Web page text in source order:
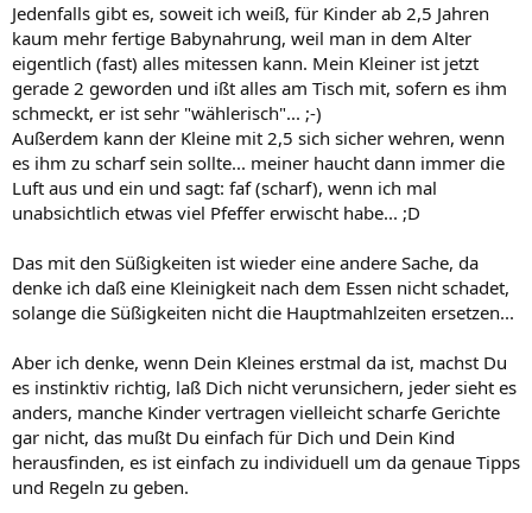
Jedenfalls gibt es, soweit ich weiß, für Kinder ab 2,5 Jahren
kaum mehr fertige Babynahrung, weil man in dem Alter
eigentlich (fast) alles mitessen kann. Mein Kleiner ist jetzt
gerade 2 geworden und ißt alles am Tisch mit, sofern es ihm
schmeckt, er ist sehr "wählerisch"... ;-)
Außerdem kann der Kleine mit 2,5 sich sicher wehren, wenn
es ihm zu scharf sein sollte... meiner haucht dann immer die
Luft aus und ein und sagt: faf (scharf), wenn ich mal
unabsichtlich etwas viel Pfeffer erwischt habe... ;D
Das mit den Süßigkeiten ist wieder eine andere Sache, da
denke ich daß eine Kleinigkeit nach dem Essen nicht schadet,
solange die Süßigkeiten nicht die Hauptmahlzeiten ersetzen...
Aber ich denke, wenn Dein Kleines erstmal da ist, machst Du
es instinktiv richtig, laß Dich nicht verunsichern, jeder sieht es
anders, manche Kinder vertragen vielleicht scharfe Gerichte
gar nicht, das mußt Du einfach für Dich und Dein Kind
herausfinden, es ist einfach zu individuell um da genaue Tipps
und Regeln zu geben.